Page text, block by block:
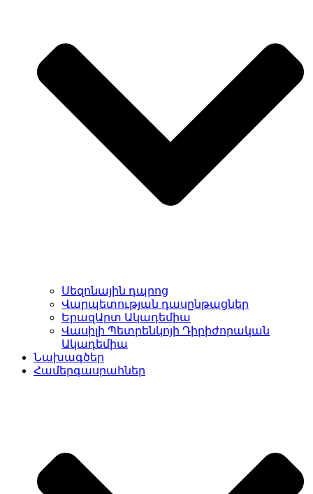
Սեզոնային դպրոց
Վարպետության դասընթացներ
ԵրազԱրտ Ակադեմիա
Վասիլի Պետրենկոյի Դիրիժորական
Ակադեմիա
Նախագծեր
Համերգասրահներ